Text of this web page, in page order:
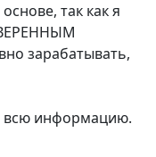
так как я
зарабатывать,
всю информацию.